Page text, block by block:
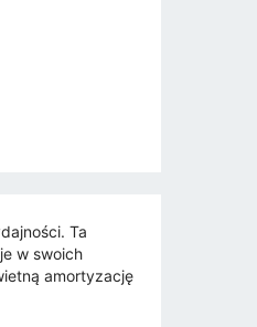
Ta
w swoich
amortyzację